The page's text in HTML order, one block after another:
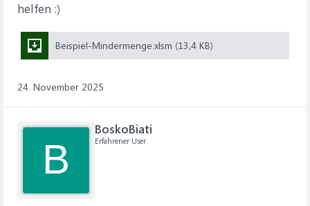
helfen :)
Beispiel-Mindermenge.xlsm (13,4 KB)
24. November 2025
B
BoskoBiati
Erfahrener User